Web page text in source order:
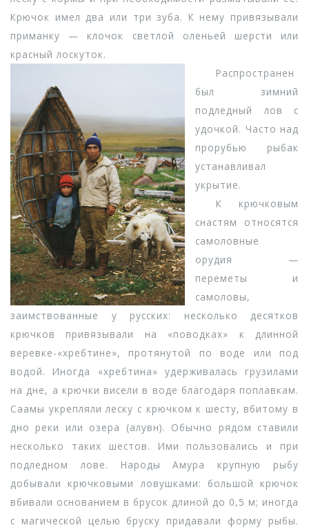
Крючок имел два или три зуба. К нему привязывали
приманку — клочок светлой оленьей шерсти или
красный лоскуток.
Распространен
был зимний
подледный лов с
удочкой. Часто над
прорубью рыбак
устанавливал
укрытие.
К крючковым
снастям относятся
самоловные
орудия —
переметы и
самоловы,
заимствованные у русских: несколько десятков
крючков привязывали на «поводках» к длинной
веревке-«хребтине», протянутой по воде или под
водой. Иногда «хребтина» удерживалась грузилами
на дне, а крючки висели в воде благодаря поплавкам.
Саамы укрепляли леску с крючком к шесту, вбитому в
дно реки или озера (алувн). Обычно рядом ставили
несколько таких шестов. Ими пользовались и при
подледном лове. Народы Амура крупную рыбу
добывали крючковыми ловушками: большой крючок
вбивали основанием в брусок длиной до 0,5 м; иногда
с магической целью бруску придавали форму рыбы.